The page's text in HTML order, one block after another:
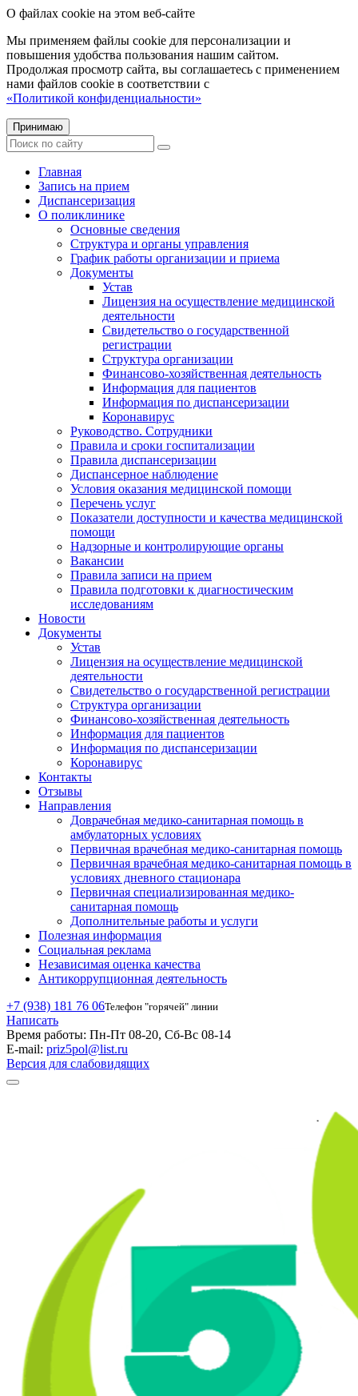
О файлах cookie на этом веб-сайте
Мы применяем файлы cookie для персонализации и
повышения удобства пользования нашим сайтом.
Продолжая просмотр сайта, вы соглашаетесь с применением
нами файлов cookie в соответствии с
«Политикой конфиденциальности»
Принимаю
Главная
Запись на прием
Диспансеризация
О поликлинике
Основные сведения
Структура и органы управления
График работы организации и приема
Документы
Устав
Лицензия на осуществление медицинской
деятельности
Свидетельство о государственной
регистрации
Структура организации
Финансово-хозяйственная деятельность
Информация для пациентов
Информация по диспансеризации
Коронавирус
Руководство. Сотрудники
Правила и сроки госпитализации
Правила диспансеризации
Диспансерное наблюдение
Условия оказания медицинской помощи
Перечень услуг
Показатели доступности и качества медицинской
помощи
Надзорные и контролирующие органы
Вакансии
Правила записи на прием
Правила подготовки к диагностическим
исследованиям
Новости
Документы
Устав
Лицензия на осуществление медицинской
деятельности
Свидетельство о государственной регистрации
Структура организации
Финансово-хозяйственная деятельность
Информация для пациентов
Информация по диспансеризации
Коронавирус
Контакты
Отзывы
Направления
Доврачебная медико-санитарная помощь в
амбулаторных условиях
Первичная врачебная медико-санитарная помощь
Первичная врачебная медико-санитарная помощь в
условиях дневного стационара
Первичная специализированная медико-
санитарная помощь
Дополнительные работы и услуги
Полезная информация
Социальная реклама
Независимая оценка качества
Антикоррупционная деятельность
+7 (938) 181 76 06Телефон "горячей" линии
Написать
Время работы: Пн-Пт 08-20, Сб-Вс 08-14
E-mail: priz5pol@list.ru
Версия для слабовидящих